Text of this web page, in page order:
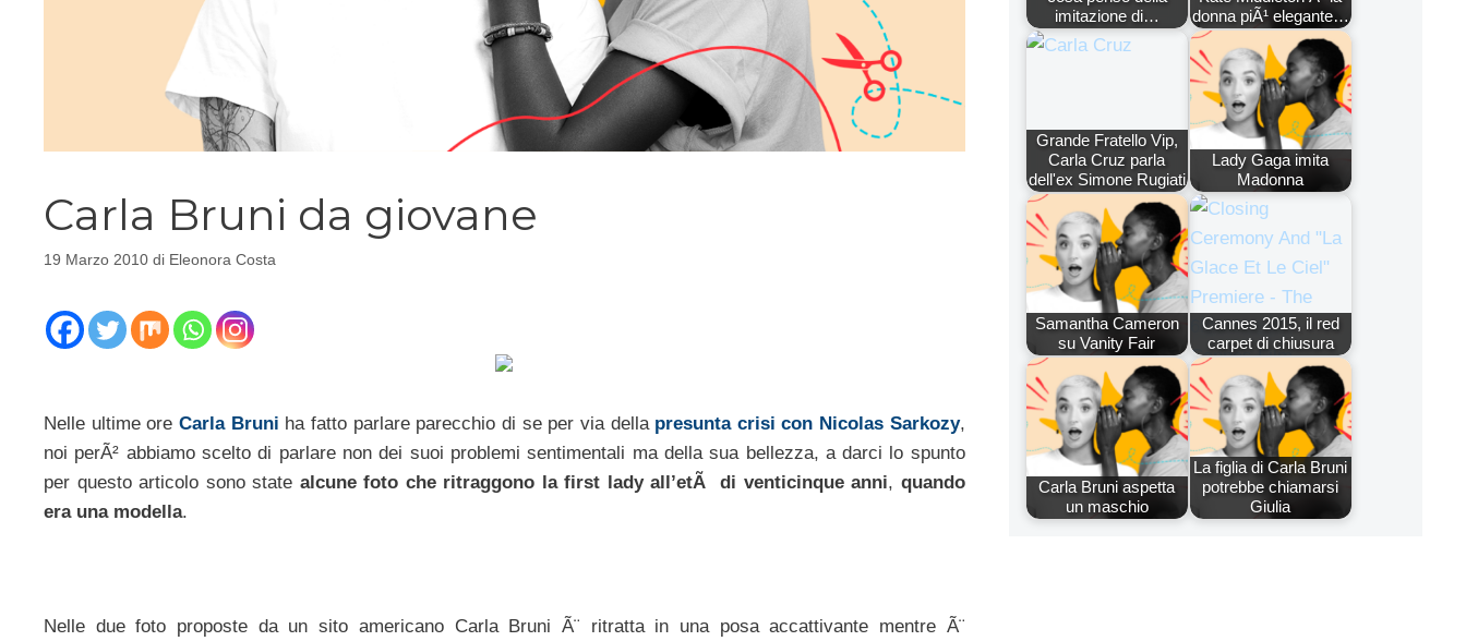
Carla Bruni da giovane
19 Marzo 2010 di Eleonora Costa
Nelle ultime ore Carla Bruni ha fatto parlare parecchio di se per via della presunta crisi con Nicolas Sarkozy,
noi perÃ² abbiamo scelto di parlare non dei suoi problemi sentimentali ma della sua bellezza, a darci lo spunto
per questo articolo sono state alcune foto che ritraggono la first lady all’etÃ di venticinque anni, quando
era una modella.
Nelle due foto proposte da un sito americano Carla Bruni Ã¨ ritratta in una posa accattivante mentre Ã¨
imitazione di…
donna piÃ¹ elegante…
Grande Fratello Vip,
Carla Cruz parla
dell'ex Simone Rugiati
Lady Gaga imita
Madonna
Samantha Cameron
su Vanity Fair
Cannes 2015, il red
carpet di chiusura
Carla Bruni aspetta
un maschio
La figlia di Carla Bruni
potrebbe chiamarsi
Giulia